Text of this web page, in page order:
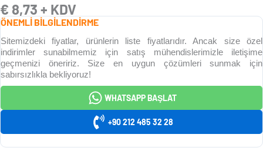
€ 8,73 + KDV
ÖNEMLİ BİLGİLENDİRME
Sitemizdeki fiyatlar, ürünlerin liste fiyatlarıdır. Ancak size özel
indirimler sunabilmemiz için satış mühendislerimizle iletişime
geçmenizi öneririz. Size en uygun çözümleri sunmak için
sabırsızlıkla bekliyoruz!
WHATSAPP BAŞLAT
+90 212 485 32 28